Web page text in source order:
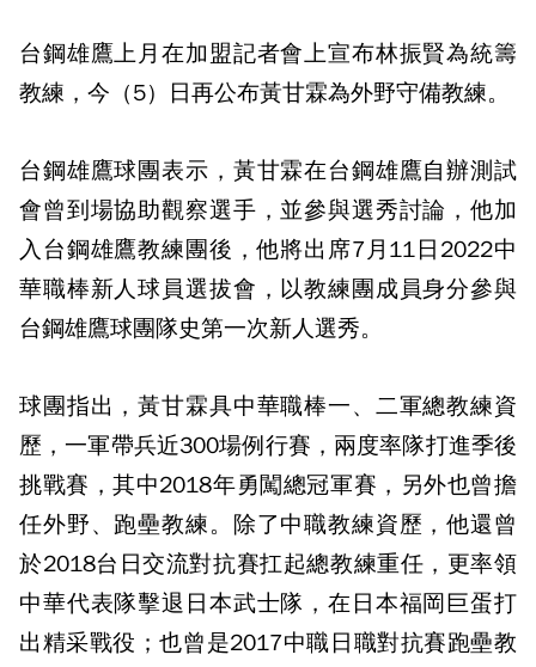
台鋼雄鷹上月在加盟記者會上宣布林振賢為統籌
教練，今（5）日再公布黃甘霖為外野守備教練。
台鋼雄鷹球團表示，黃甘霖在台鋼雄鷹自辦測試
會曾到場協助觀察選手，並參與選秀討論，他加
入台鋼雄鷹教練團後，他將出席7月11日2022中
華職棒新人球員選拔會，以教練團成員身分參與
台鋼雄鷹球團隊史第一次新人選秀。
球團指出，黃甘霖具中華職棒一、二軍總教練資
歷，一軍帶兵近300場例行賽，兩度率隊打進季後
挑戰賽，其中2018年勇闖總冠軍賽，另外也曾擔
任外野、跑壘教練。除了中職教練資歷，他還曾
於2018台日交流對抗賽扛起總教練重任，更率領
中華代表隊擊退日本武士隊，在日本福岡巨蛋打
出精采戰役；也曾是2017中職日職對抗賽跑壘教